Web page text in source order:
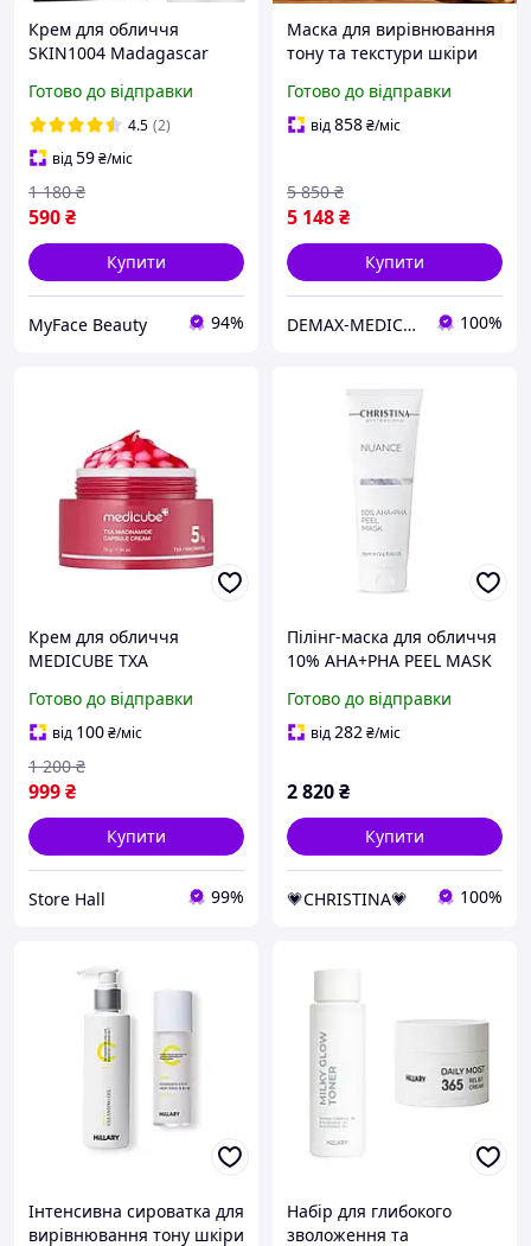
Крем для обличчя
SKIN1004 Madagascar
Capsule Cream 75 мл для
освітлення та
вирівнювання тону шкіри
Готово до відправки
4.5 (2)
від59₴/міс
590₴
1 180 ₴
Купити
MyFace Beauty 94%
Маска для вирівнювання
тону та текстури шкіри
HOLY LAND Золота маска
для сяйва шкіри 250 мл
Готово до відправки
від858₴/міс
5 148₴
5 850 ₴
Купити
DEMAX-MEDICARE 100%
Крем для обличчя
MEDICUBE TXA
Cream 5% освітлення
пігментації,
вирівнювання тону та
сяйво шкіри, 55г
Готово до відправки
від 100₴/міс
999₴
1 200 ₴
Купити
Store Hall 99%
Пілінг-маска для обличчя
10% AHA+PHA PEEL MASK
для вирівнювання
зморшок та тону шкіри
Готово до відправки
від282₴/міс
2 820₴
Купити
💗CHRISTINA💗 100%
Інтенсивна сироватка для
вирівнювання тону шкіри
Набір для глибокого
зволоження та